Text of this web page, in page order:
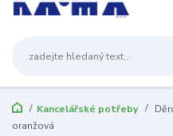
Kancelářské potřeby
oranžová